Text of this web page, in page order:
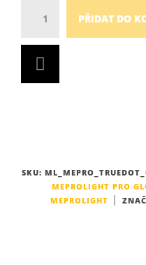
PŘIDAT DO
SKU:
MEPROLIGHT PRO
MEPROLIGHT